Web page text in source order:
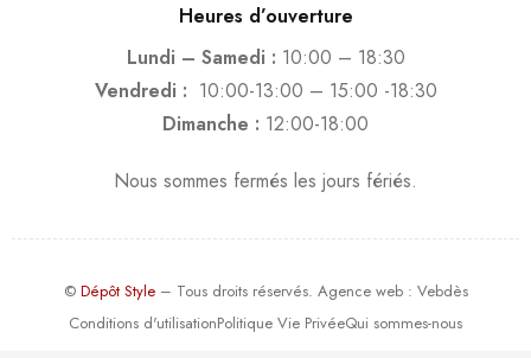
Heures d’ouverture
Lundi – Samedi : 10:00 – 18:30
Vendredi : 10:00-13:00 – 15:00 -18:30
Dimanche : 12:00-18:00
Nous sommes fermés les jours fériés.
© Dépôt Style– Tous droits réservés. Agence web: Vebdès
Conditions d'utilisationPolitique Vie PrivéeQui sommes-nous